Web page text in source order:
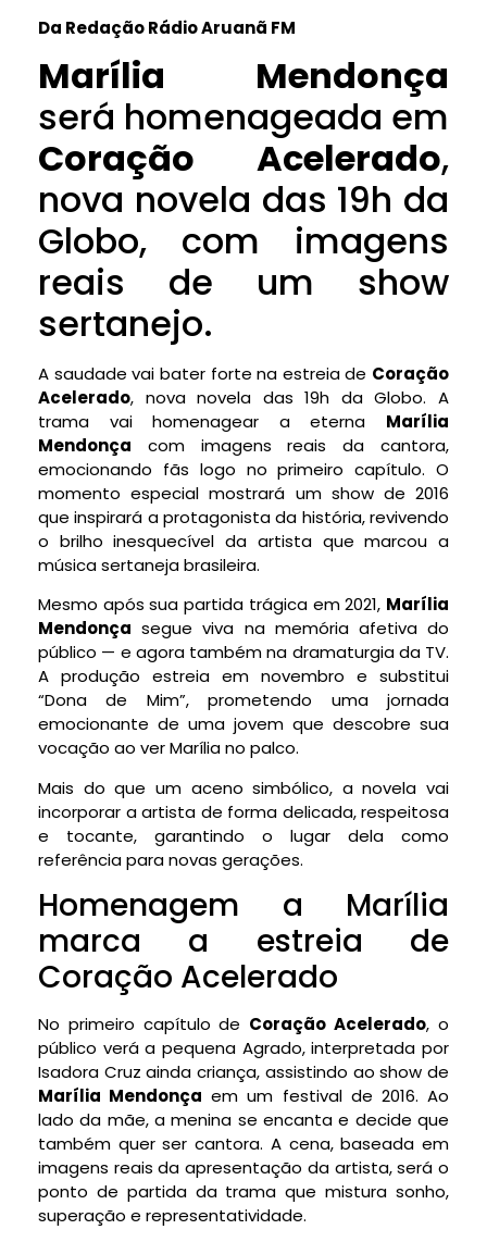
Da Redação Rádio Aruanã FM
Marília Mendonça
será homenageada em
Coração Acelerado,
nova novela das 19h da
Globo, com imagens
reais de um show
sertanejo.
A saudade vai bater forte na estreia de Coração
Acelerado, nova novela das 19h da Globo. A
trama vai homenagear a eterna Marília
Mendonça com imagens reais da cantora,
emocionando fãs logo no primeiro capítulo. O
momento especial mostrará um show de 2016
que inspirará a protagonista da história, revivendo
o brilho inesquecível da artista que marcou a
música sertaneja brasileira.
Mesmo após sua partida trágica em 2021, Marília
Mendonça segue viva na memória afetiva do
público — e agora também na dramaturgia da TV.
A produção estreia em novembro e substitui
“Dona de Mim”, prometendo uma jornada
emocionante de uma jovem que descobre sua
vocação ao ver Marília no palco.
Mais do que um aceno simbólico, a novela vai
incorporar a artista de forma delicada, respeitosa
e tocante, garantindo o lugar dela como
referência para novas gerações.
Homenagem a Marília
marca a estreia de
Coração Acelerado
No primeiro capítulo de Coração Acelerado, o
público verá a pequena Agrado, interpretada por
Isadora Cruz ainda criança, assistindo ao show de
Marília Mendonça em um festival de 2016. Ao
lado da mãe, a menina se encanta e decide que
também quer ser cantora. A cena, baseada em
imagens reais da apresentação da artista, será o
ponto de partida da trama que mistura sonho,
superação e representatividade.